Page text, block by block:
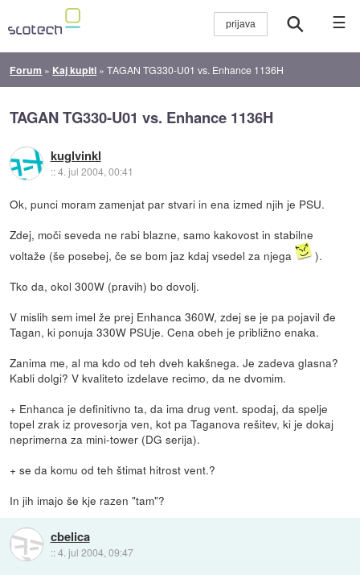
☰
Forum » Kaj kupiti »TAGAN TG330-U01 vs. Enhance 1136H
TAGAN TG330-U01 vs. Enhance 1136H
kuglvinkl
::4. jul 2004, 00:41
Ok, punci moram zamenjat par stvari in ena izmed njih je PSU.
Zdej, moči seveda ne rabi blazne, samo kakovost in stabilne
voltaže (še posebej, če se bom jaz kdaj vsedel za njega
).
Tko da, okol 300W (pravih) bo dovolj.
V mislih sem imel že prej Enhanca 360W, zdej se je pa pojavil đe
Tagan, ki ponuja 330W PSUje. Cena obeh je približno enaka.
Zanima me, al ma kdo od teh dveh kakšnega. Je zadeva glasna?
Kabli dolgi? V kvaliteto izdelave recimo, da ne dvomim.
+ Enhanca je definitivno ta, da ima drug vent. spodaj, da spelje
topel zrak iz provesorja ven, kot pa Taganova rešitev, ki je dokaj
neprimerna za mini-tower (DG serija).
+ se da komu od teh štimat hitrost vent.?
In jih imajo še kje razen "tam"?
cbelica
::4. jul 2004, 09:47